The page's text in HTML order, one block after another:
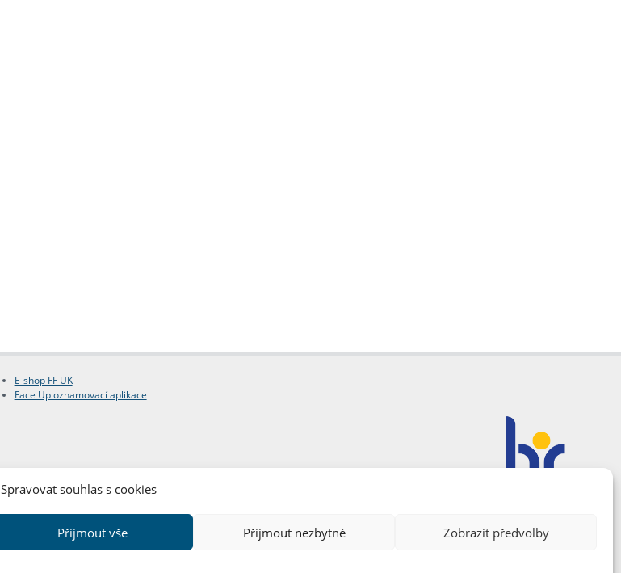
Spravovat souhlas s cookies
Přijmout vše Přijmout nezbytné Zobrazit předvolby
E-shop FF UK
Face Up oznamovací aplikace